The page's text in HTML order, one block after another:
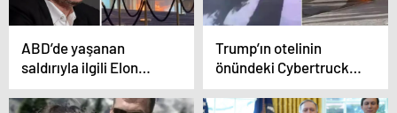
ABD’de yaşanan
saldırıyla ilgili Elon
Musk’tan olay iddia
Trump’ın otelinin
önündeki Cybertruck’ın
patlama anı kamerada